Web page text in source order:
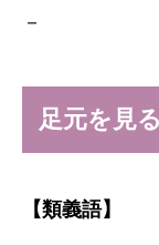
－
足元を見
【類義語】